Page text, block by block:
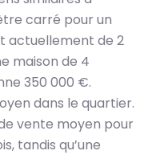
carré pour un
actuellement de 2
maison de 4
350 000 €.
dans le quartier.
vente moyen pour
tandis qu’une